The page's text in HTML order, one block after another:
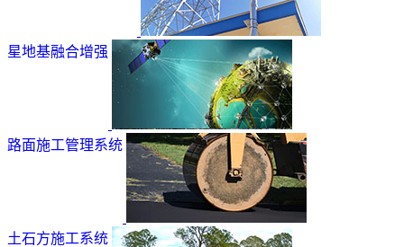
星地基融合增强
路面施工管理系统
土石方施工系统